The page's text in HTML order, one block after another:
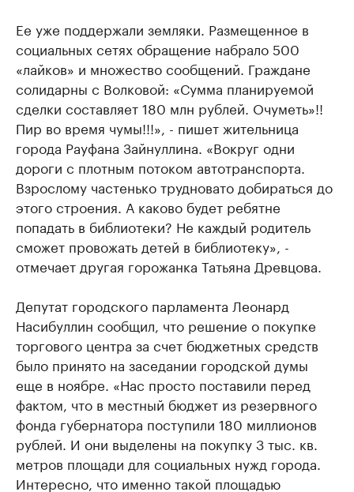
Ее уже поддержали земляки. Размещенное в
социальных сетях обращение набрало 500
«лайков» и множество сообщений. Граждане
солидарны с Волковой: «Сумма планируемой
сделки составляет 180 млн рублей. Очуметь»!!
Пир во время чумы!!!», - пишет жительница
города Рауфана Зайнуллина. «Вокруг одни
дороги с плотным потоком автотранспорта.
Взрослому частенько трудновато добираться до
этого строения. А каково будет ребятне
попадать в библиотеки? Не каждый родитель
сможет провожать детей в библиотеку», -
отмечает другая горожанка Татьяна Древцова.
Депутат городского парламента Леонард
Насибуллин сообщил, что решение о покупке
торгового центра за счет бюджетных средств
было принято на заседании городской думы
еще в ноябре. «Нас просто поставили перед
фактом, что в местный бюджет из резервного
фонда губернатора поступили 180 миллионов
рублей. И они выделены на покупку 3 тыс. кв.
метров площади для социальных нужд города.
Интересно, что именно такой площадью